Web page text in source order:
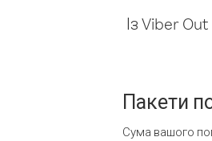
Із Viber
Пакети
Сума вашого